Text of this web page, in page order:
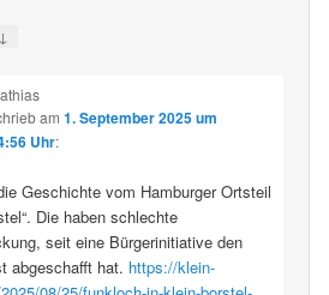
↓
am 1. September 2025 um
Uhr:
Geschichte vom Hamburger Ortsteil
Die haben schlechte
seit eine Bürgerinitiative den
abgeschafft hat. https://klein-